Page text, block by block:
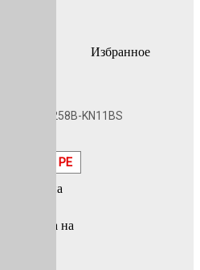
Избранное
A7016PEU258B-KN11BS
7016 PE
ниже на
брака на